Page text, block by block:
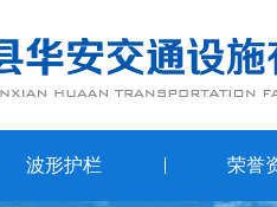
波形护栏 荣誉